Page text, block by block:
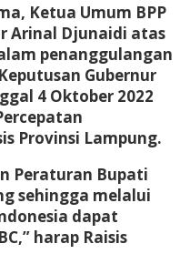
Ketua Umum BPP
Arinal Djunaidi atas
penanggulangan
Gubernur
4 Oktober 2022
Provinsi Lampung.
Peraturan Bupati
sehingga melalui
dapat
harap Raisis